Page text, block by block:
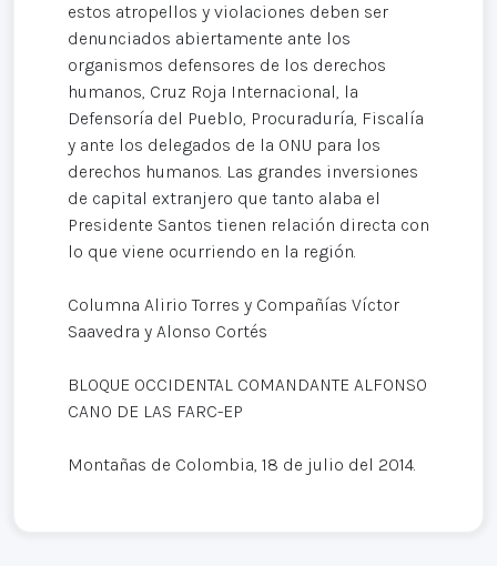
estos atropellos y violaciones deben ser
denunciados abiertamente ante los
organismos defensores de los derechos
humanos, Cruz Roja Internacional, la
Defensoría del Pueblo, Procuraduría, Fiscalía
y ante los delegados de la ONU para los
derechos humanos. Las grandes inversiones
de capital extranjero que tanto alaba el
Presidente Santos tienen relación directa con
lo que viene ocurriendo en la región.
Columna Alirio Torres y Compañías Víctor
Saavedra y Alonso Cortés
BLOQUE OCCIDENTAL COMANDANTE ALFONSO
CANO DE LAS FARC-EP
Montañas de Colombia, 18 de julio del 2014.